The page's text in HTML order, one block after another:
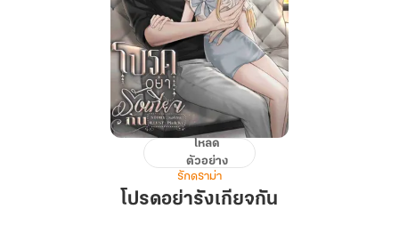
โปรด
รังเกียจ
โหลด
ตัวอย่าง
รักดราม่า
โปรดอย่ารังเกียจกัน